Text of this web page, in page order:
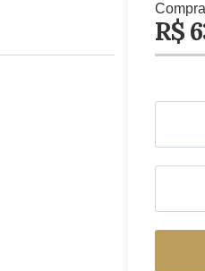
R$